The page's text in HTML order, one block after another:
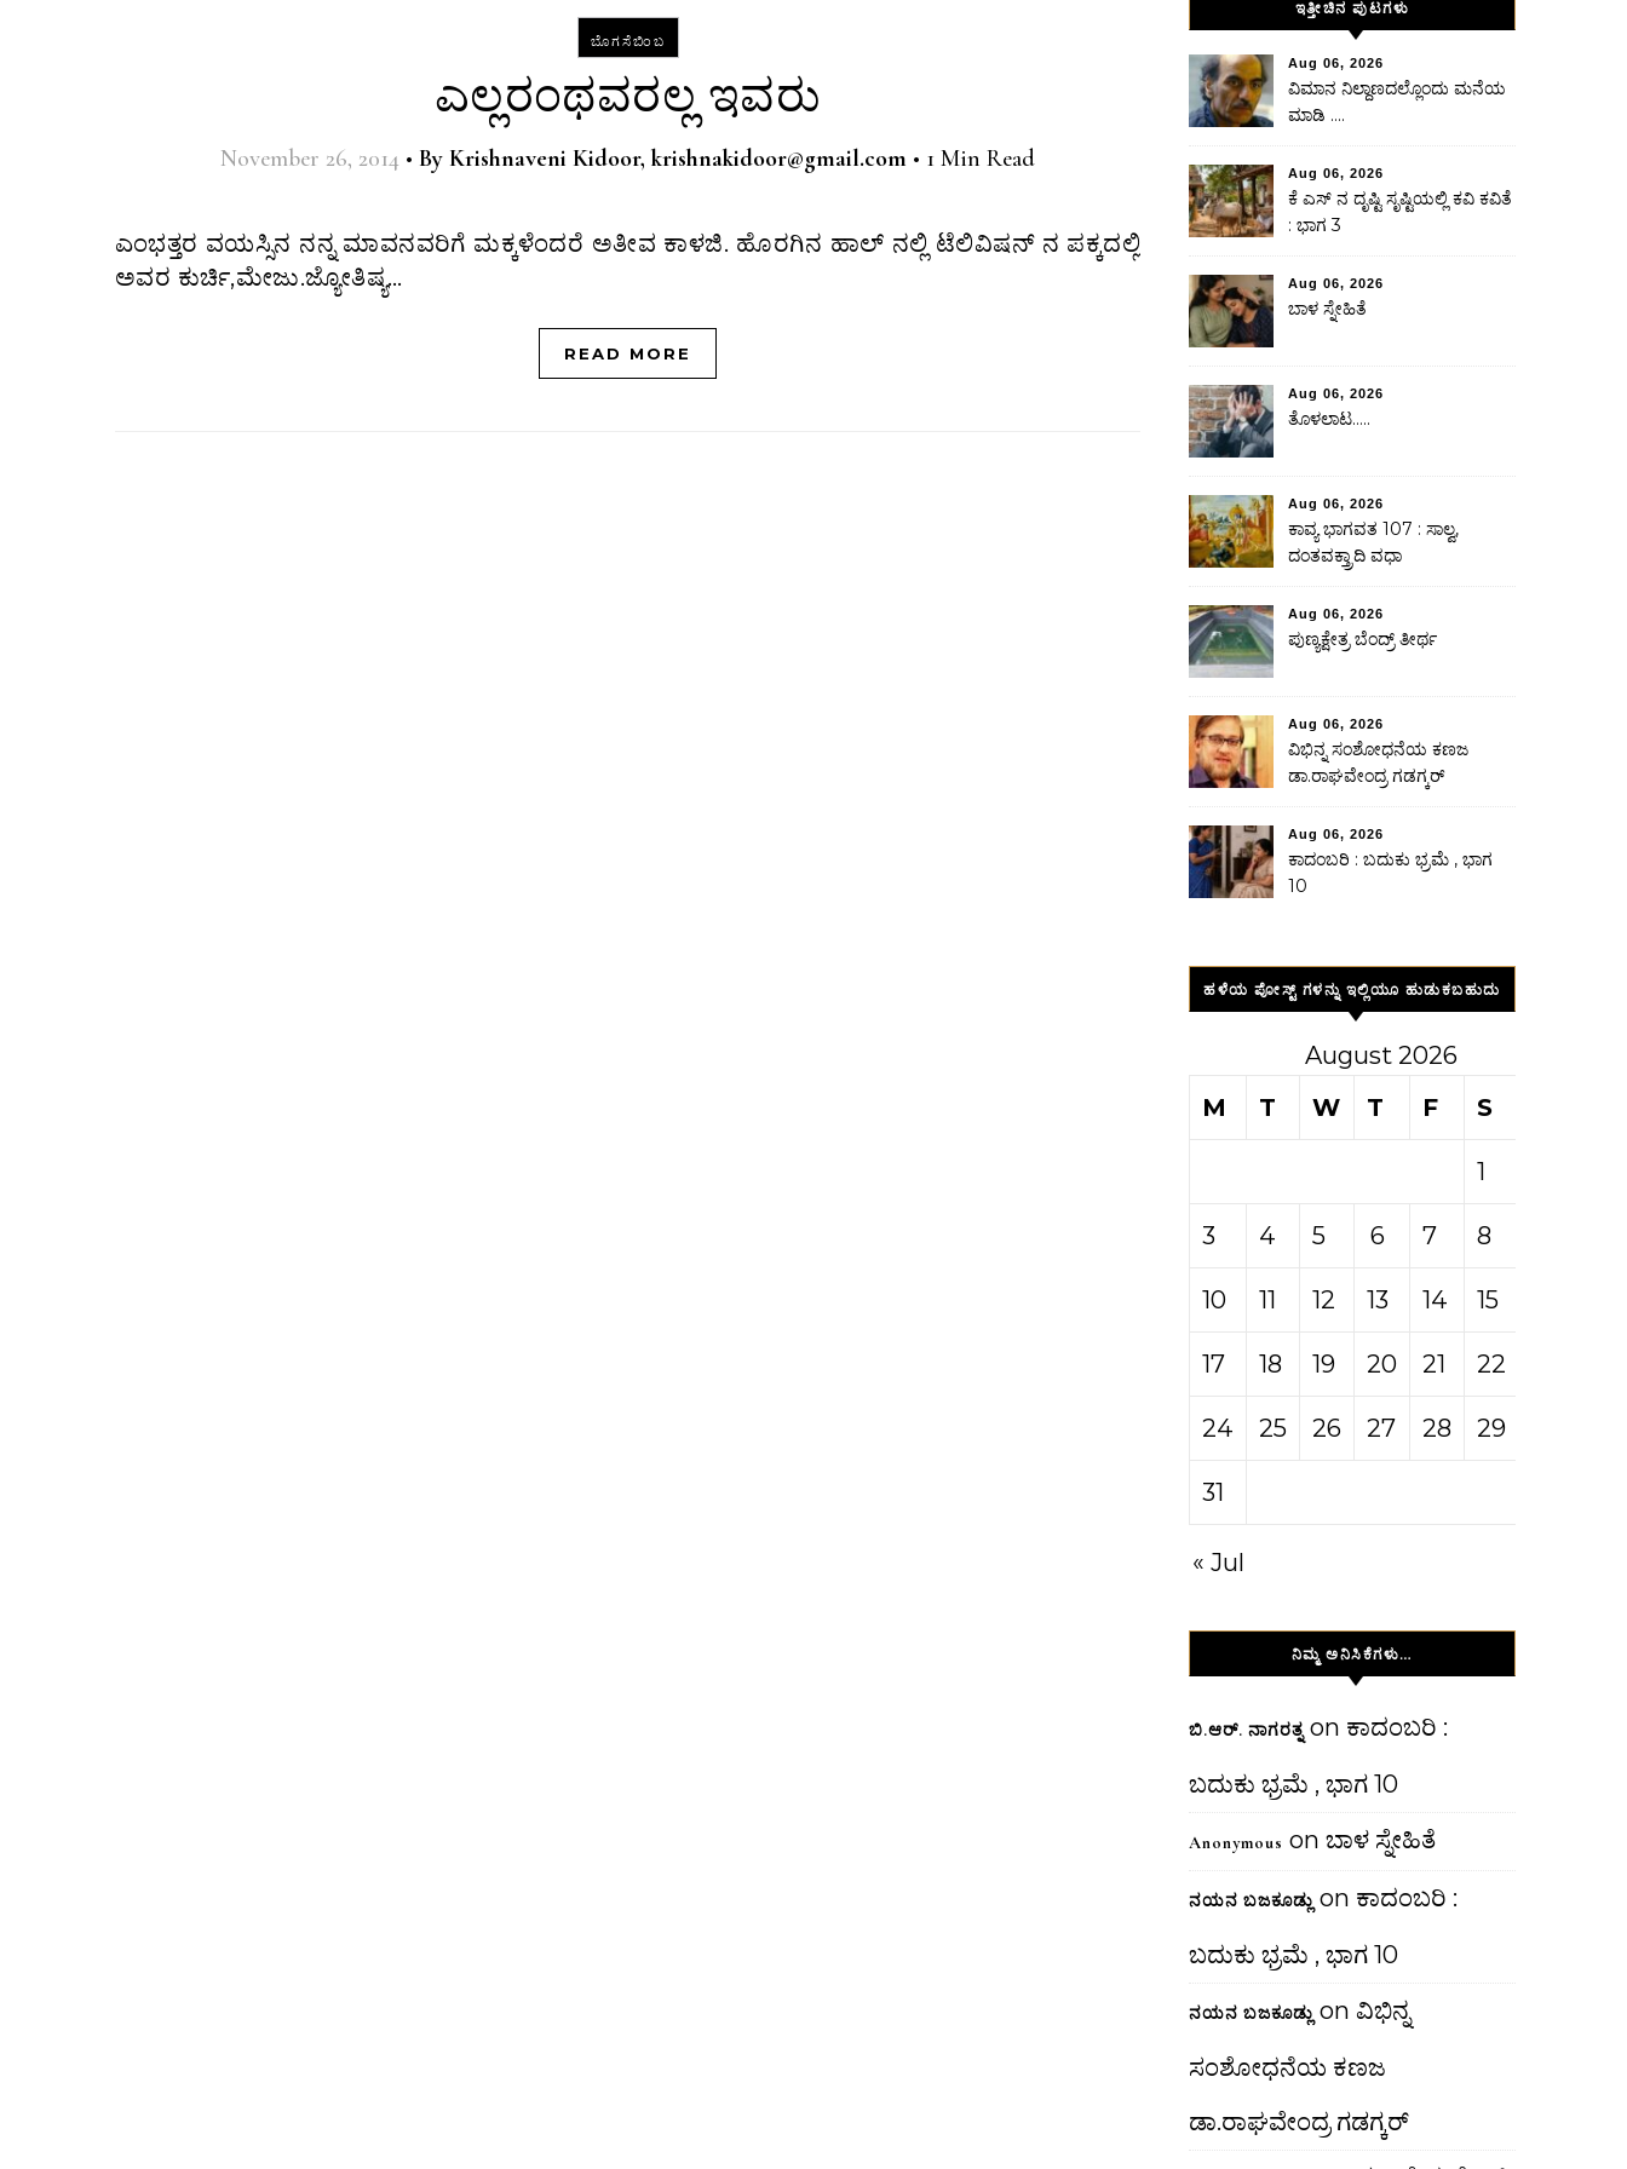
ಬೊಗಸೆಬಿಂಬ
ಎಲ್ಲರಂಥವರಲ್ಲ ಇವರು
November 26, 2014 • By Krishnaveni Kidoor, krishnakidoor@gmail.com • 1 Min Read
ಎಂಭತ್ತರ ವಯಸ್ಸಿನ ನನ್ನ ಮಾವನವರಿಗೆ ಮಕ್ಕಳೆಂದರೆ ಅತೀವ ಕಾಳಜಿ. ಹೊರಗಿನ ಹಾಲ್ ನಲ್ಲಿ ಟೆಲಿವಿಷನ್ ನ ಪಕ್ಕದಲ್ಲಿ
ಅವರ ಕುರ್ಚಿ,ಮೇಜು.ಜ್ಯೋತಿಷ್ಯ…
READ MORE
ಇತ್ತೀಚಿನ ಪುಟಗಳು
Aug 06, 2026
ವಿಮಾನ ನಿಲ್ದಾಣದಲ್ಲೊಂದು ಮನೆಯ
ಮಾಡಿ ….
Aug 06, 2026
ಕೆ ಎಸ್ ನ ದೃಷ್ಟಿ ಸೃಷ್ಟಿಯಲ್ಲಿ ಕವಿ ಕವಿತೆ
: ಭಾಗ 3
Aug 06, 2026
ಬಾಳ ಸ್ನೇಹಿತೆ
Aug 06, 2026
ತೊಳಲಾಟ…..
Aug 06, 2026
ಕಾವ್ಯ ಭಾಗವತ 107 : ಸಾಲ್ವ,
ದಂತವಕ್ತ್ರಾದಿ ವಧಾ
Aug 06, 2026
ಪುಣ್ಯಕ್ಷೇತ್ರ ಬೆಂದ್ರ್ ತೀರ್ಥ
Aug 06, 2026
ವಿಭಿನ್ನ ಸಂಶೋಧನೆಯ ಕಣಜ
ಡಾ.ರಾಘವೇಂದ್ರ ಗಡಗ್ಕರ್
Aug 06, 2026
ಕಾದಂಬರಿ : ಬದುಕು ಭ್ರಮೆ , ಭಾಗ
10
ಹಳೆಯ ಪೋಸ್ಟ್ ಗಳನ್ನು ಇಲ್ಲಿಯೂ ಹುಡುಕಬಹುದು
August 2026
M
T W T F S
1
3 4 5 6 7 8
10 11 12 13 14 15
17 18 19 20 21 22
24 25 26 27 28 29
31
« Jul
ನಿಮ್ಮ ಅನಿಸಿಕೆಗಳು…
ಬಿ.ಆರ್. ನಾಗರತ್ನ on ಕಾದಂಬರಿ :
ಬದುಕು ಭ್ರಮೆ , ಭಾಗ 10
Anonymous on ಬಾಳ ಸ್ನೇಹಿತೆ
ನಯನ ಬಜಕೂಡ್ಲು on ಕಾದಂಬರಿ :
ಬದುಕು ಭ್ರಮೆ , ಭಾಗ 10
ನಯನ ಬಜಕೂಡ್ಲು on ವಿಭಿನ್ನ
ಸಂಶೋಧನೆಯ ಕಣಜ
ಡಾ.ರಾಘವೇಂದ್ರ ಗಡಗ್ಕರ್